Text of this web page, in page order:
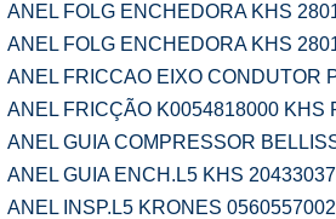
ANEL FOLG ENCHEDORA KHS
ANEL FOLG ENCHEDORA KHS
ANEL FRICCAO EIXO CONDUTOR
ANEL FRICÇÃO K0054818000 KHS
ANEL GUIA COMPRESSOR
ANEL GUIA ENCH.L5 KHS
ANEL INSP.L5 KRONES